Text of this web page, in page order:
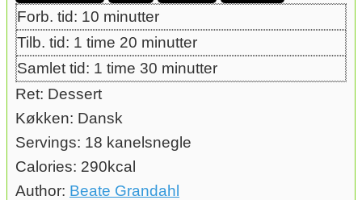
Forb. tid: 10 minutter
minutter
Tilb. tid: 1 time
time 20 minutter
minutter
Samlet tid: 1 time
time 30 minutter
minutter
Ret: Dessert
Køkken: Dansk
Servings: 18 kanelsnegle
Calories: 290kcal
Author: Beate Grandahl